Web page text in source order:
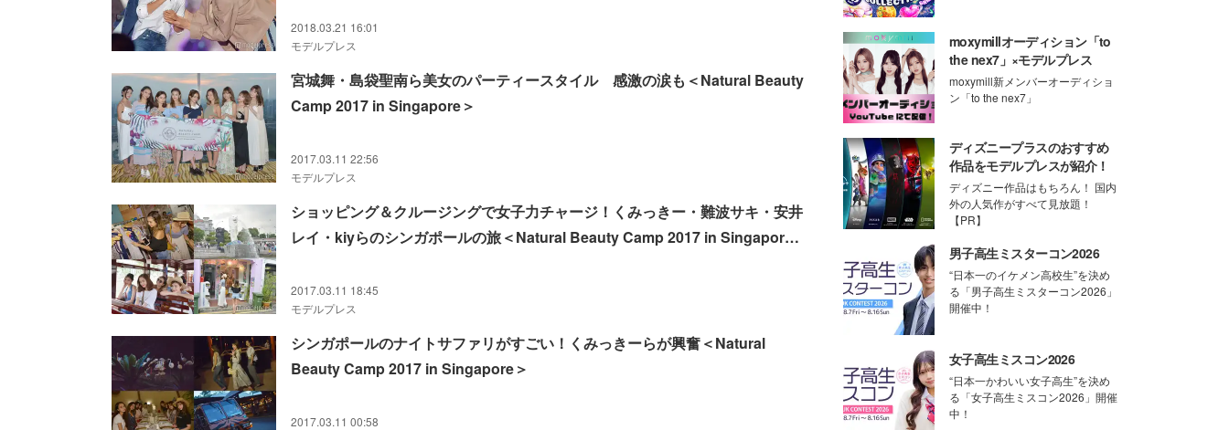
2018.03.21 16:01
モデルプレス
宮城舞・島袋聖南ら美女のパーティースタイル 感激の涙も＜Natural Beauty
Camp 2017 in Singapore＞
2017.03.11 22:56
モデルプレス
ショッピング＆クルージングで女子力チャージ！くみっきー・難波サキ・安井
レイ・kiyらのシンガポールの旅＜Natural Beauty Camp 2017 in Singapore
2017.03.11 18:45
モデルプレス
シンガポールのナイトサファリがすごい！くみっきーらが興奮＜Natural
Beauty Camp 2017 in Singapore＞
2017.03.11 00:58
moxymillオーディション「to
the nex7」×モデルプレス
moxymill新メンバーオーディショ
ン「to the nex7」
ディズニープラスのおすすめ
作品をモデルプレスが紹介！
ディズニー作品はもちろん！ 国内
外の人気作がすべて見放題！
【PR】
男子高生ミスターコン2026
“日本一のイケメン高校生”を決め
る「男子高生ミスターコン2026」
開催中！
女子高生ミスコン2026
“日本一かわいい女子高生”を決め
る「女子高生ミスコン2026」開催
中！